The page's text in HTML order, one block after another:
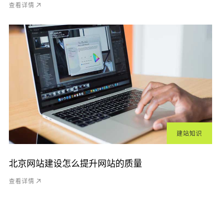
查看详情
建站知识
北京网站建设怎么提升网站的质量
查看详情